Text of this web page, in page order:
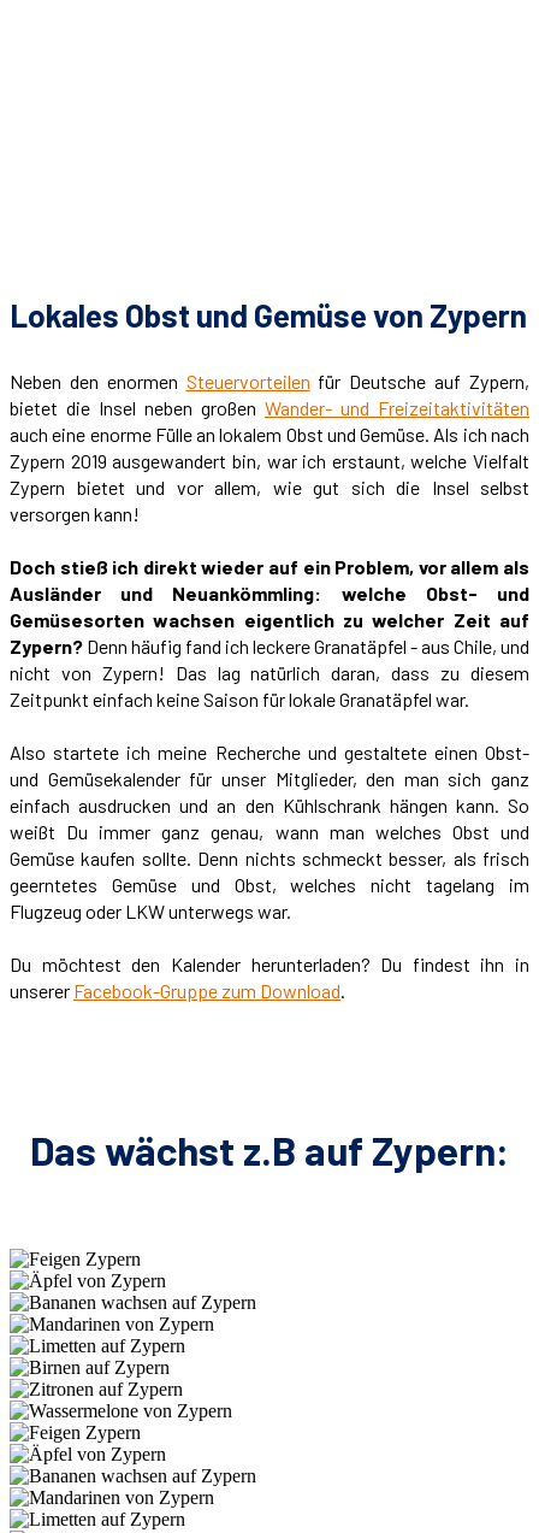
Lokales Obst und Gemüse von Zypern
Neben den enormen Steuervorteilen für Deutsche auf Zypern,
bietet die Insel neben großen Wander- und Freizeitaktivitäten
auch eine enorme Fülle an lokalem Obst und Gemüse. Als ich nach
Zypern 2019 ausgewandert bin, war ich erstaunt, welche Vielfalt
Zypern bietet und vor allem, wie gut sich die Insel selbst
versorgen kann!
Doch stieß ich direkt wieder auf ein Problem, vor allem als
Ausländer und Neuankömmling: welche Obst- und
Gemüsesorten wachsen eigentlich zu welcher Zeit auf
Zypern? Denn häufig fand ich leckere Granatäpfel - aus Chile, und
nicht von Zypern! Das lag natürlich daran, dass zu diesem
Zeitpunkt einfach keine Saison für lokale Granatäpfel war.
Also startete ich meine Recherche und gestaltete einen Obst-
und Gemüsekalender für unser Mitglieder, den man sich ganz
einfach ausdrucken und an den Kühlschrank hängen kann. So
weißt Du immer ganz genau, wann man welches Obst und
Gemüse kaufen sollte. Denn nichts schmeckt besser, als frisch
geerntetes Gemüse und Obst, welches nicht tagelang im
Flugzeug oder LKW unterwegs war.
Du möchtest den Kalender herunterladen? Du findest ihn in
unserer Facebook-Gruppe zum Download
Das wächst z.B auf Zypern: